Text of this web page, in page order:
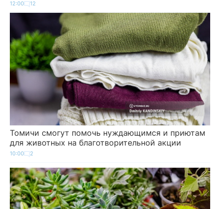
12:00 12
Томичи смогут помочь нуждающимся и приютам
для животных на благотворительной акции
10:00 2